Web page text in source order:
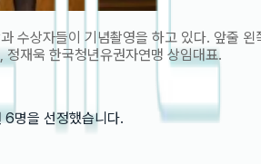
상자들이 기념촬영을 하고 있다. 앞줄
재욱 한국청년유권자연맹 상임대표.
명을 선정했습니다.